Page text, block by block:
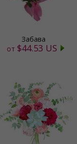
Забава
от $44.53 US